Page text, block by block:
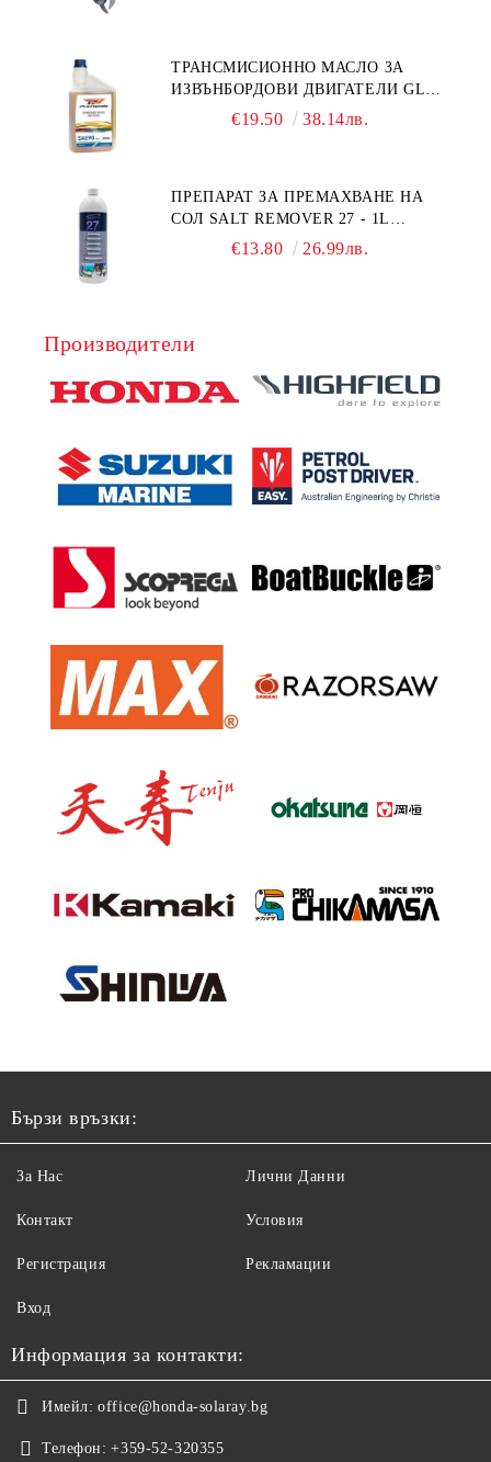
ТРАНСМИСИОННО МАСЛО ЗА
ИЗВЪНБОРДОВИ ДВИГАТЕЛИ GL4
HONDA MARINE 08251-999-102PRO
€19.50 38.14лв.
ПРЕПАРАТ ЗА ПРЕМАХВАНЕ НА
СОЛ SALT REMOVER 27 - 1L
NAUTIC CLEAN
€13.80 26.99лв.
Производители
Бързи връзки:
За Нас
Контакт
Регистрация
Вход
Лични Данни
Условия
Рекламации
Информация за контакти:
Имейл: office@honda-solaray.bg
Телефон: +359-52-320355